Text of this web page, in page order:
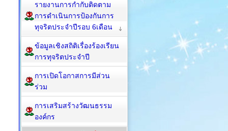
รายงานการกำกับติดตาม
การดำเนินการป้องกันการ
ทุจริตประจำปีรอบ 6เดือน
ข้อมูลเชิงสถิติเรื่องร้องเรียน
การทุจริตประจำปี
การเปิดโอกาสการมีส่วน
ร่วม
การเสริมสร้างวัฒนธรรม
องค์กร